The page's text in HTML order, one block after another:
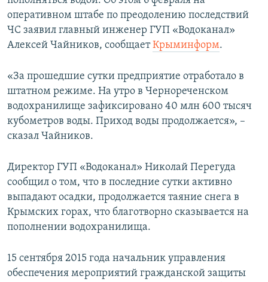
оперативном штабе по преодолению последствий
ЧС заявил главный инженер ГУП «Водоканал»
Алексей Чайников, сообщаетКрыминформ.
«За прошедшие сутки предприятие отработало в
штатном режиме. На утро в Чернореченском
водохранилище зафиксировано 40 млн 600 тысяч
кубометров воды. Приход воды продолжается», –
сказал Чайников.
Директор ГУП «Водоканал» Николай Перегуда
сообщил о том, что в последние сутки активно
выпадают осадки, продолжается таяние снега в
Крымских горах, что благотворно сказывается на
пополнении водохранилища.
15 сентября 2015 года начальник управления
обеспечения мероприятий гражданской защиты